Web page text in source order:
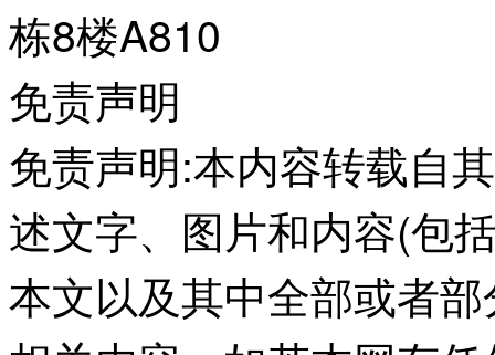
栋8楼A810
免责声明
免责声明:本内容转载自
述文字、图片和内容(包
本文以及其中全部或者